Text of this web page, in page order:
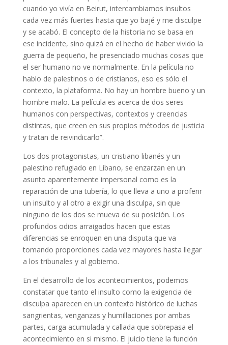
cuando yo vivía en Beirut, intercambiamos insultos
cada vez más fuertes hasta que yo bajé y me disculpe
y se acabó. El concepto de la historia no se basa en
ese incidente, sino quizá en el hecho de haber vivido la
guerra de pequeño, he presenciado muchas cosas que
el ser humano no ve normalmente. En la película no
hablo de palestinos o de cristianos, eso es sólo el
contexto, la plataforma. No hay un hombre bueno y un
hombre malo. La película es acerca de dos seres
humanos con perspectivas, contextos y creencias
distintas, que creen en sus propios métodos de justicia
y tratan de reivindicarlo”.
Los dos protagonistas, un cristiano libanés y un
palestino refugiado en Líbano, se enzarzan en un
asunto aparentemente impersonal como es la
reparación de una tubería, lo que lleva a uno a proferir
un insulto y al otro a exigir una disculpa, sin que
ninguno de los dos se mueva de su posición. Los
profundos odios arraigados hacen que estas
diferencias se enroquen en una disputa que va
tomando proporciones cada vez mayores hasta llegar
a los tribunales y al gobierno.
En el desarrollo de los acontecimientos, podemos
constatar que tanto el insulto como la exigencia de
disculpa aparecen en un contexto histórico de luchas
sangrientas, venganzas y humillaciones por ambas
partes, carga acumulada y callada que sobrepasa el
acontecimiento en si mismo. El juicio tiene la función